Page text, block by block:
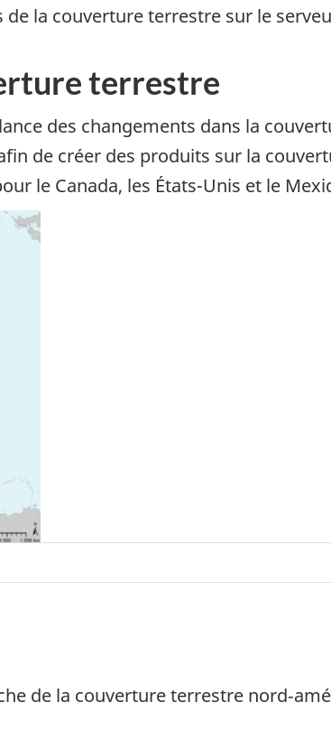
la couverture terrestre sur le
terrestre
des changements dans la
de créer des produits sur la
le Canada, les États-Unis et le
de la couverture terrestre